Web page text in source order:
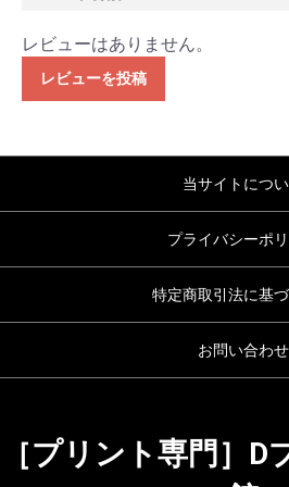
レビューはありません。
レビューを投稿
当サイトにつ
プライバシーポ
特定商取引法に基
お問い合わせ
［プリント専門］D